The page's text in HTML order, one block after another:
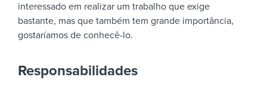
interessado em realizar um trabalho que exige
bastante, mas que também tem grande importância,
gostaríamos de conhecê-lo.
Responsabilidades